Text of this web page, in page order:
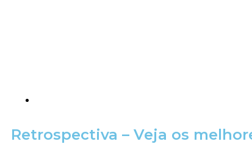
Retrospectiva – Veja os